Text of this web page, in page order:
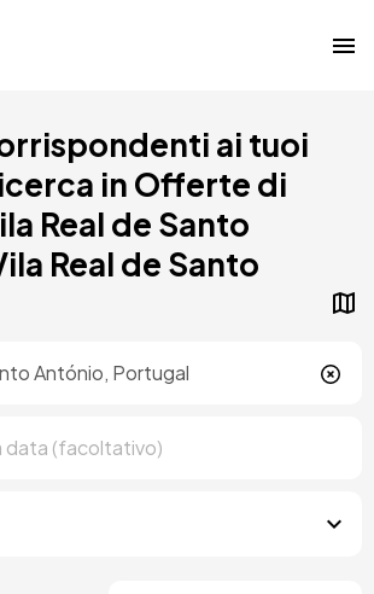
ai tuoi
in Offerte di
Real de Santo
Real de Santo